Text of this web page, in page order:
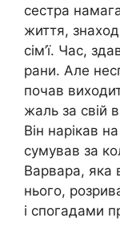
сестра
життя,
сім’ї. Час,
рани. Але
почав
жаль за свій
Він нарікав
сумував за
Варвара, яка
нього,
і спогадами